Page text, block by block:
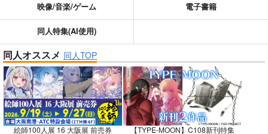
全てのお知らせを見る
映像/音楽/ゲーム 電子書籍
同人特集(AI使用)
同人オススメ 同人TOP
絵師100人展 16 大阪展 前売券 【TYPE-MOON】C108新刊特集